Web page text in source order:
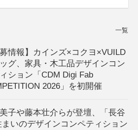
一覧
募情報】カインズ×コクヨ×VUILD
グ、家具・木工品デザインコン
ション「CDM Digi Fab
2026」を初開催
子や藤本壮介らが登壇、「長谷
まいのデザインコンペティション